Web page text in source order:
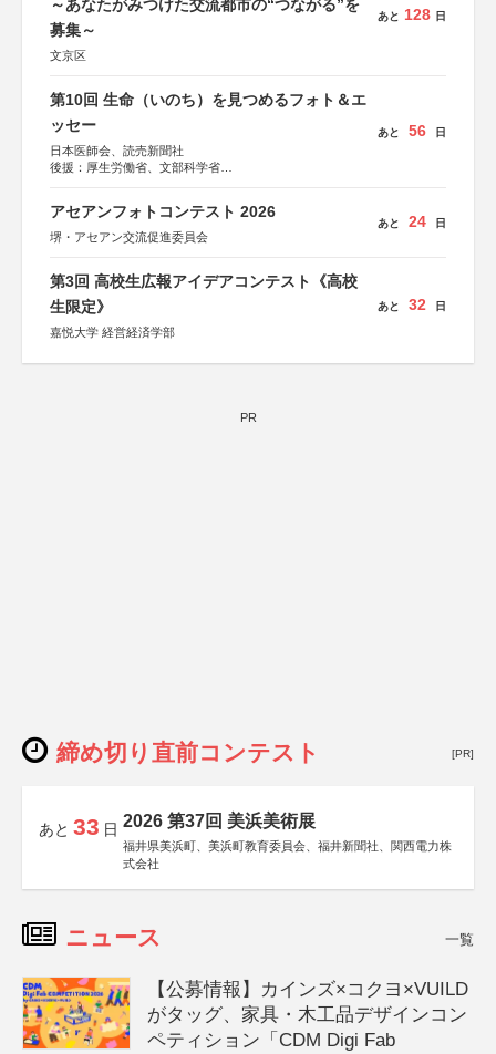
～あなたがみつけた交流都市の“つながる”を
募集～
文京区
あと 128 日
第10回 生命（いのち）を見つめるフォト＆エ
ッセー
日本医師会、読売新聞社
後援：厚生労働省、文部科学省
あと 56 日
アセアンフォトコンテスト 2026
堺・アセアン交流促進委員会
あと 24 日
第3回 高校生広報アイデアコンテスト《高校
生限定》
嘉悦大学 経営経済学部
あと 32 日
PR
締め切り直前コンテスト [PR]
あと 33 日 2026 第37回 美浜美術展
福井県美浜町、美浜町教育委員会、福井新聞社、関西電力株
式会社
ニュース 一覧
【公募情報】カインズ×コクヨ×VUILD
がタッグ、家具・木工品デザインコン
ペティション「CDM Digi Fab